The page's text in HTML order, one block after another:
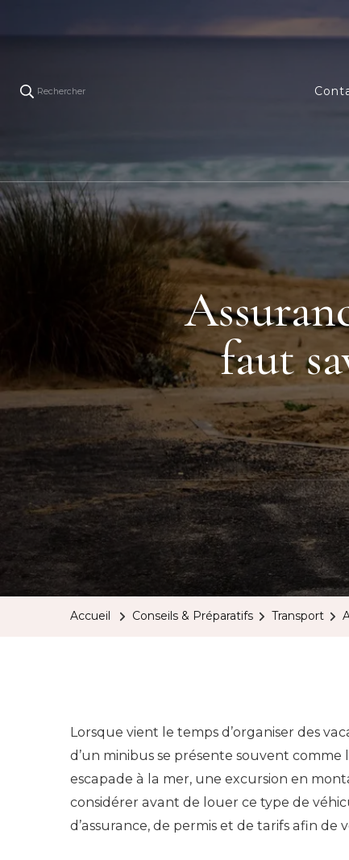
Rechercher
faut
Accueil Conseils & Préparatifs Transport
Lorsque vient le temps d’organiser des
d’un minibus se présente souvent
escapade à la mer, une excursion en
considérer avant de louer ce type de
d’assurance, de permis et de tarifs afin